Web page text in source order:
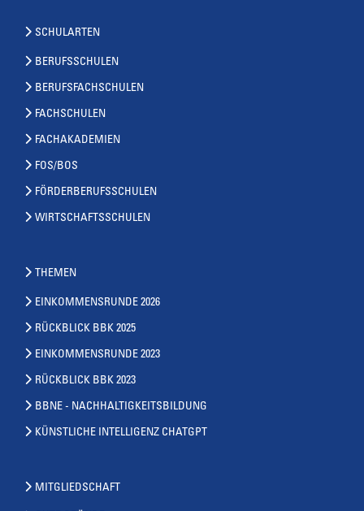
SCHULARTEN
BERUFSSCHULEN
BERUFSFACHSCHULEN
FACHSCHULEN
FACHAKADEMIEN
FOS/BOS
FÖRDERBERUFSSCHULEN
WIRTSCHAFTSSCHULEN
THEMEN
EINKOMMENSRUNDE 2026
RÜCKBLICK BBK 2025
EINKOMMENSRUNDE 2023
RÜCKBLICK BBK 2023
BBNE - NACHHALTIGKEITSBILDUNG
KÜNSTLICHE INTELLIGENZ CHATGPT
MITGLIEDSCHAFT